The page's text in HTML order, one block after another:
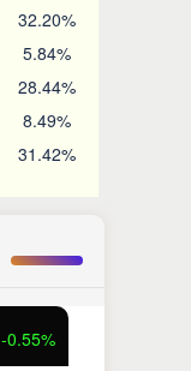
32.20%
5.84%
28.44%
8.49%
31.42%
-0.55%